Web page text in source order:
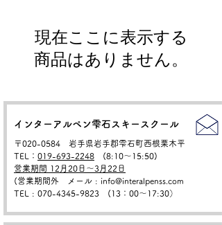
現在ここに表示する
商品はありません。
インターアルペン雫石スキースクール
〒020-0584 岩手県岩手郡雫石町西根栗木平
TEL： 019-693-2248 (8:10〜15:50)
営業期間 12月20日～3月22日
(営業期間外 メール : info@interalpenss.com
TEL
: 070-4345-9823 (13：00〜17:30）